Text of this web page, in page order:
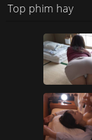
Top phim hay